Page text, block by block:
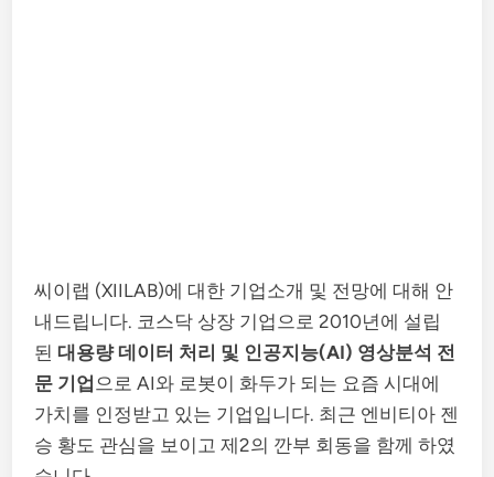
씨이랩 (XIILAB)에 대한 기업소개 및 전망에 대해 안
내드립니다. 코스닥 상장 기업으로 2010년에 설립
된대용량 데이터 처리 및 인공지능(AI) 영상분석 전
문 기업 으로 AI와 로봇이 화두가 되는 요즘 시대에
가치를 인정받고 있는 기업입니다. 최근 엔비티아 젠
승 황도 관심을 보이고 제2의 깐부 회동을 함께 하였